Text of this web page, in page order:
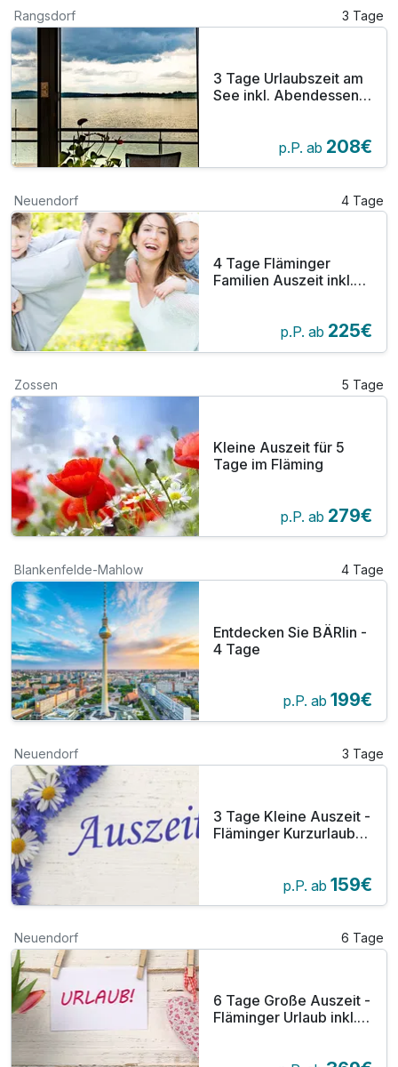
Rangsdorf 3 Tage
3 Tage Urlaubszeit am
See inkl. Abendessen
p.P. ab 208€
Neuendorf 4 Tage
4 Tage Fläminger
Familien Auszeit inkl.
p.P. ab 225€
Zossen 5 Tage
Kleine Auszeit für 5
Tage im Fläming
p.P. ab 279€
Blankenfelde-Mahlow 4 Tage
Entdecken Sie BÄRlin -
4 Tage
p.P. ab 199€
Neuendorf 3 Tage
3 Tage Kleine Auszeit -
Fläminger Kurzurlaub
p.P. ab 159€
Neuendorf 6 Tage
6 Tage Große Auszeit -
Fläminger Urlaub inkl.